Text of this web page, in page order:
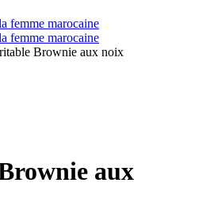
Brownie aux noix
aux